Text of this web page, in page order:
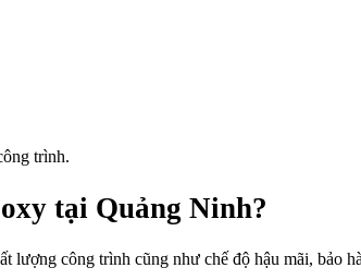
trình.
tại Quảng Ninh?
lượng công trình cũng như chế độ hậu mãi, bảo